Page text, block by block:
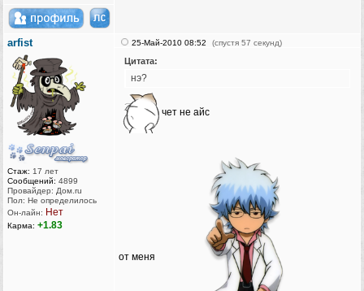
arfist
Стаж: 17 лет
Сообщений: 4899
Провайдер: Дом.ru
Пол: Не определилось
Он-лайн: Нет
Карма: +1.83
25-Май-2010 08:52 (спустя 57 секунд)
Цитата:
нэ?
чет не айс
от меня